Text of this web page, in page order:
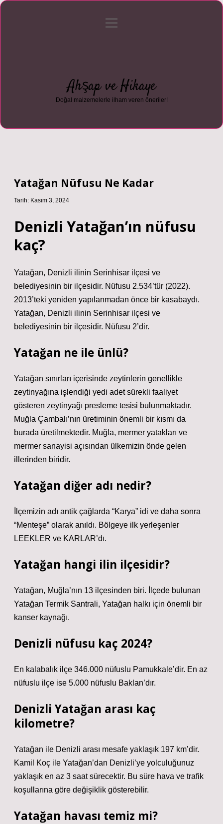
Gizlilik Politikası
menüyü
Ahşap ve Hikaye
Doğal malzemelerle ilham veren öneriler!
Yatağan Nüfusu Ne Kadar
Tarih: Kasım 3, 2024
Denizli Yatağan’ın nüfusu
kaç?
Yatağan, Denizli ilinin Serinhisar ilçesi ve
belediyesinin bir ilçesidir. Nüfusu 2.534’tür (2022).
2013’teki yeniden yapılanmadan önce bir kasabaydı.
Yatağan, Denizli ilinin Serinhisar ilçesi ve
belediyesinin bir ilçesidir. Nüfusu 2’dir.
Yatağan ne ile ünlü?
Yatağan sınırları içerisinde zeytinlerin genellikle
zeytinyağına işlendiği yedi adet sürekli faaliyet
gösteren zeytinyağı presleme tesisi bulunmaktadır.
Muğla Çambalı’nın üretiminin önemli bir kısmı da
burada üretilmektedir. Muğla, mermer yatakları ve
mermer sanayisi açısından ülkemizin önde gelen
illerinden biridir.
Yatağan diğer adı nedir?
İlçemizin adı antik çağlarda “Karya” idi ve daha sonra
“Menteşe” olarak anıldı. Bölgeye ilk yerleşenler
LEEKLER ve KARLAR’dı.
Yatağan hangi ilin ilçesidir?
Yatağan, Muğla’nın 13 ilçesinden biri. İlçede bulunan
Yatağan Termik Santrali, Yatağan halkı için önemli bir
kanser kaynağı.
Denizli nüfusu kaç 2024?
En kalabalık ilçe 346.000 nüfuslu Pamukkale’dir. En az
nüfuslu ilçe ise 5.000 nüfuslu Baklan’dır.
Denizli Yatağan arası kaç
kilometre?
Yatağan ile Denizli arası mesafe yaklaşık 197 km’dir.
Kamil Koç ile Yatağan’dan Denizli’ye yolculuğunuz
yaklaşık en az 3 saat sürecektir. Bu süre hava ve trafik
koşullarına göre değişiklik gösterebilir.
Yatağan havası temiz mi?